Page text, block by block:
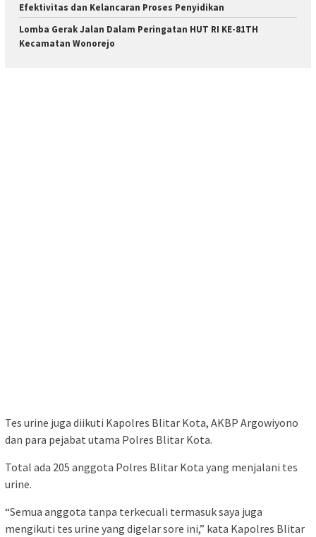
Efektivitas dan Kelancaran Proses Penyidikan
Lomba Gerak Jalan Dalam Peringatan HUT RI KE-81TH
Kecamatan Wonorejo
Tes urine juga diikuti Kapolres Blitar Kota, AKBP Argowiyono
dan para pejabat utama Polres Blitar Kota.
Total ada 205 anggota Polres Blitar Kota yang menjalani tes
urine.
“Semua anggota tanpa terkecuali termasuk saya juga
mengikuti tes urine yang digelar sore ini,” kata Kapolres Blitar